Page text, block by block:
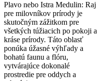
Plavo nebo Istra Medulin: Raj
pre milovníkov prírody je
skutočným zážitkom pre
všetkých túžiacich po pokoji a
kráse prírody. Táto oblasť
ponúka úžasné výhľady a
bohatú faunu a flóru,
vytvárajúce dokonalé
prostredie pre oddych a